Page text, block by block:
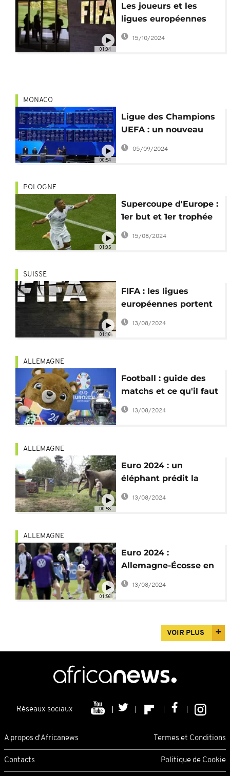
01:04
Les joueurs et les
ligues européennes
portent plainte contre
la FIFA
15/10/2024
00:54
MONACO
Ligue des Champions
UEFA : un nouveau
format avec des
matchs plus intenses
05/09/2024
01:05
POLOGNE
Supercoupe d'Europe :
1er but et 1er trophée
pour Mbappe au Real
Madrid
15/08/2024
01:16
SUISSE
FIFA : les ligues
européennes portent
plainte pour la
surcharge de matchs
13/08/2024
ALLEMAGNE
Football : guide des
matchs et ce qu'il faut
savoir sur l'Euro 2024
13/08/2024
00:58
ALLEMAGNE
Euro 2024 : un
éléphant prédit la
victoire de
13/08/2024
01:56
ALLEMAGNE
Euro 2024 :
Allemagne-Écosse en
ouverture, la
13/08/2024
VOIR PLUS
Réseaux sociaux
A propos d'Africanews Termes et Conditions
Contacts Politique de Cookie